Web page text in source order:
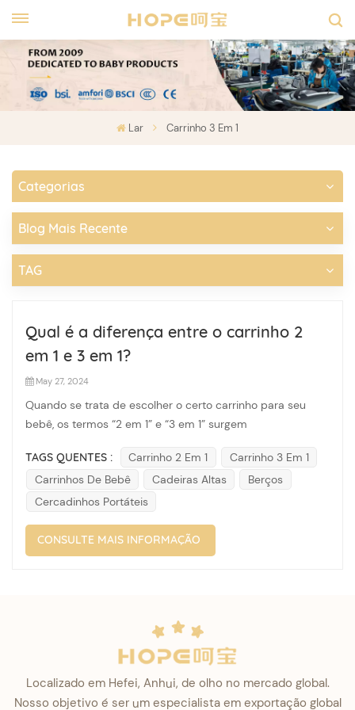
Lar Carrinho 3 Em 1
Categorias
Blog Mais Recente
TAG
Qual é a diferença entre o carrinho 2
em 1 e 3 em 1?
May 27, 2024
Quando se trata de escolher o certo carrinho para seu
bebê, os termos “2 em 1” e “3 em 1” surgem
sobre as diferenças. Compreender essas opções é
fundamental para tomar uma decisão informada que
atenda às necessidades de sua família. Car...
TAGS QUENTES : Carrinho 2 Em 1
Carrinho 3 Em 1
Carrinhos De Bebê
Cadeiras Altas
Berços
Cercadinhos Portáteis
CONSULTE MAIS INFORMAÇÃO
Localizado em Hefei, Anhui, de olho no mercado global.
Nosso objetivo é ser um especialista em exportação global